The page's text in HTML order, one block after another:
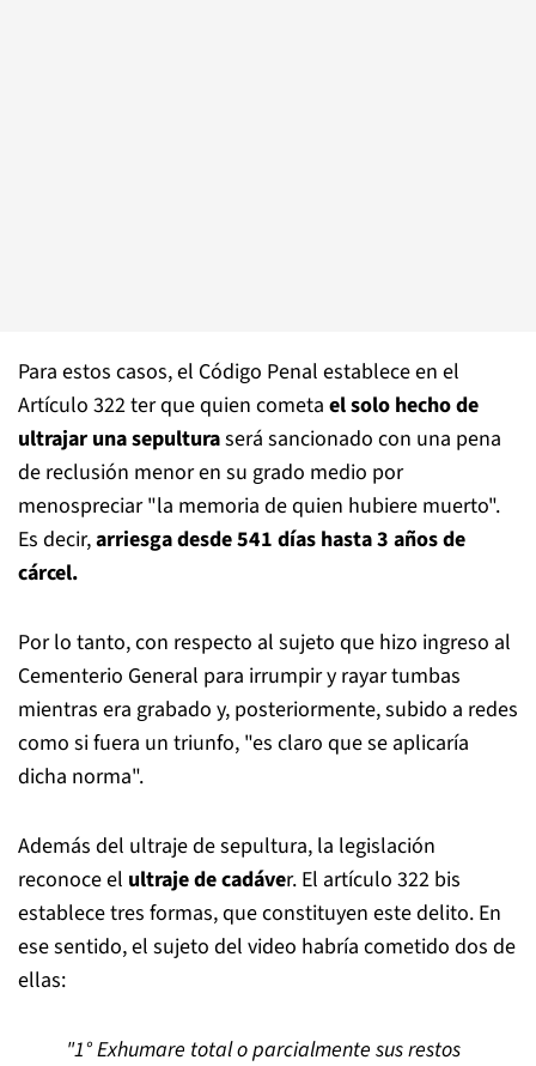
Para estos casos, el Código Penal establece en el
Artículo 322 ter que quien cometa el solo hecho de
ultrajar una sepulturaserá sancionado con una pena
de reclusión menor en su grado medio por
menospreciar "la memoria de quien hubiere muerto".
Es decir,arriesga desde 541 días hasta 3 años de
cárcel.
Por lo tanto, con respecto al sujeto que hizo ingreso al
Cementerio General para irrumpir y rayar tumbas
mientras era grabado y, posteriormente, subido a redes
como si fuera un triunfo, "es claro que se aplicaría
dicha norma".
Además del ultraje de sepultura, la legislación
reconoce el ultraje de cadáver. El artículo 322 bis
establece tres formas, que constituyen este delito. En
ese sentido, el sujeto del video habría cometido dos de
ellas:
"1° Exhumare total o parcialmente sus restos